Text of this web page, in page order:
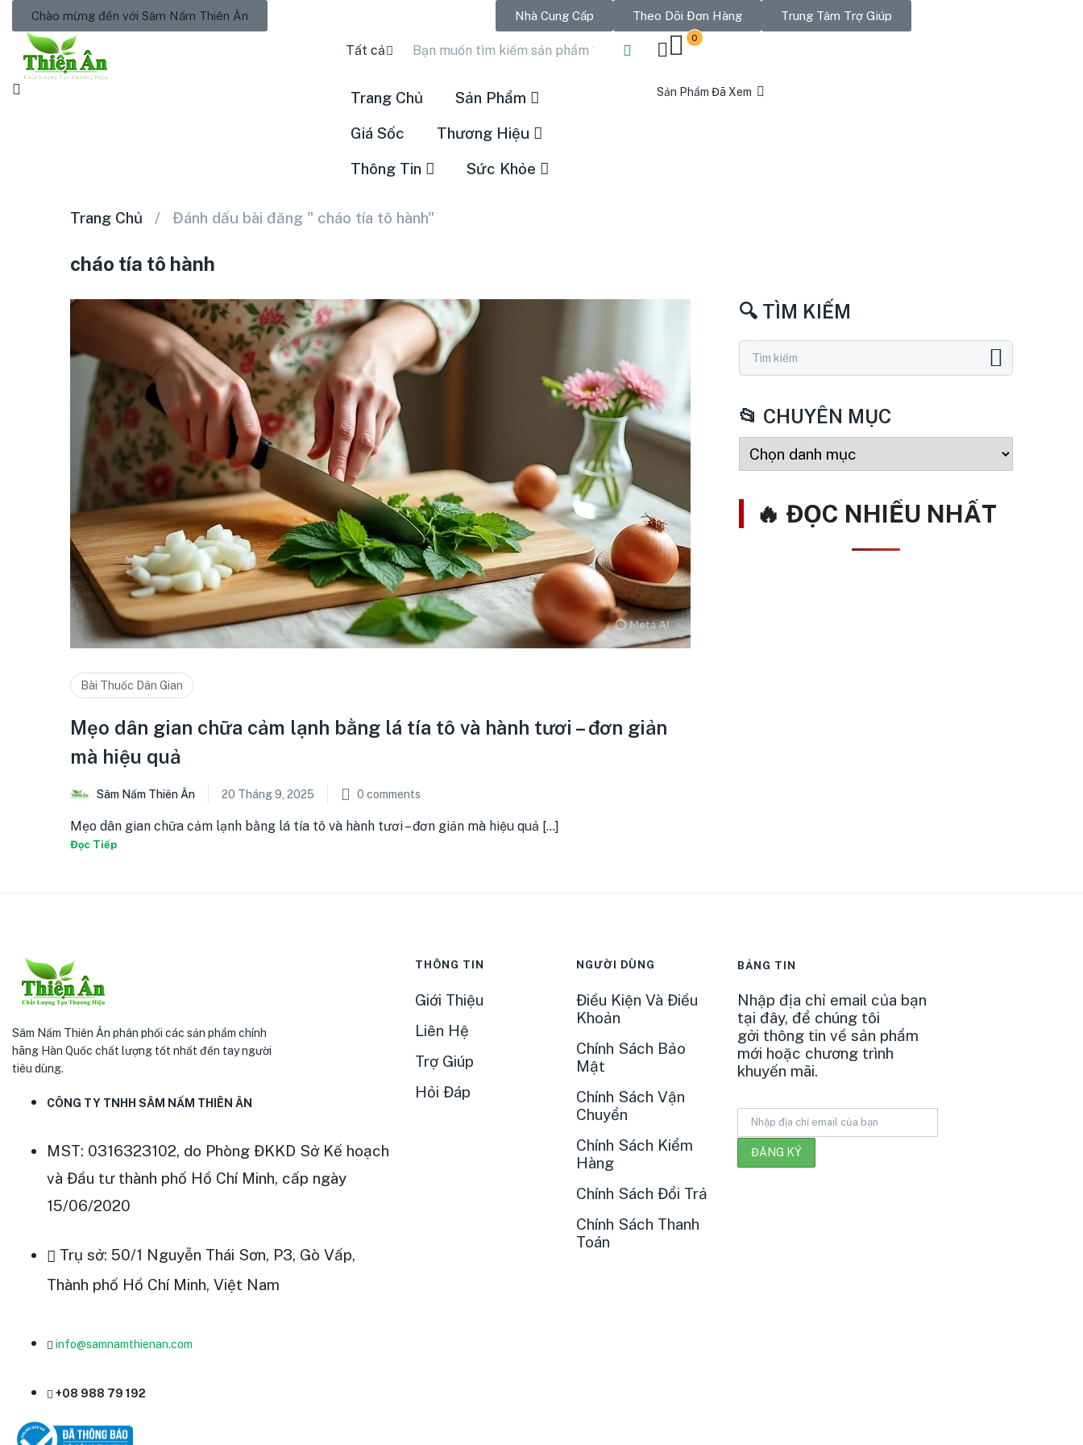
Chào mừng đến với Sâm Nấm Thiên Ân Nhà Cung Cấp Theo Dõi Đơn Hàng Trung Tâm Trợ Giúp
Tất cả
0
Trang Chủ
Sản Phẩm
Giá Sốc
Thương Hiệu
Thông Tin
Sức Khỏe
Sản Phẩm Đã Xem
Trang Chủ Đánh dấu bài đăng " cháo tía tô hành"
cháo tía tô hành
Bài Thuốc Dân Gian
Mẹo dân gian chữa cảm lạnh bằng lá tía tô và hành tươi – đơn giản
mà hiệu quả
Sâm Nấm Thiên Ân 20 Tháng 9, 2025 0 comments
Mẹo dân gian chữa cảm lạnh bằng lá tía tô và hành tươi – đơn giản mà hiệu quả [...]
Đọc Tiếp
🔍 TÌM KIẾM
📂 CHUYÊN MỤC
🔥 ĐỌC NHIỀU NHẤT
Sâm Nấm Thiên Ân phân phối các sản phẩm chính
hãng Hàn Quốc chất lượng tốt nhất đến tay người
tiêu dùng.
CÔNG TY TNHH SÂM NẤM THIÊN ÂN
MST: 0316323102, do Phòng ĐKKD Sở Kế hoạch
và Đầu tư thành phố Hồ Chí Minh, cấp ngày
15/06/2020
Trụ sở: 50/1 Nguyễn Thái Sơn, P3, Gò Vấp,
Thành phố Hồ Chí Minh, Việt Nam
info@samnamthienan.com
+08 988 79 192
THÔNG TIN
Giới Thiệu
Liên Hệ
Trợ Giúp
Hỏi Đáp
NGƯỜI DÙNG
Điều Kiện Và Điều
Khoản
Chính Sách Bảo
Mật
Chính Sách Vận
Chuyển
Chính Sách Kiểm
Hàng
Chính Sách Đổi Trả
Chính Sách Thanh
Toán
BẢNG TIN
Nhập địa chỉ email của bạn
tại đây, để chúng tôi
gởi thông tin về sản phẩm
mới hoặc chương trình
khuyến mãi.